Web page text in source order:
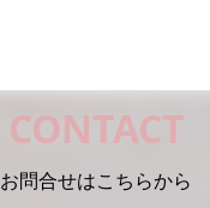
CONTACT
お問合せはこちらから